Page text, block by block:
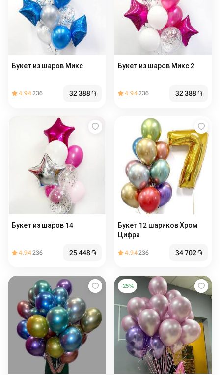
Букет из шаров Микс
4.94236 32 388֏
Букет из шаров Микс 2
4.94236 32 388֏
Букет из шаров 14
4.94236 25 448֏
Букет 12 шариков Хром
Цифра
4.94236 34 702֏
-25%